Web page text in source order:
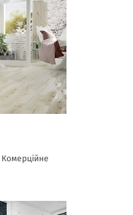
Комерційне